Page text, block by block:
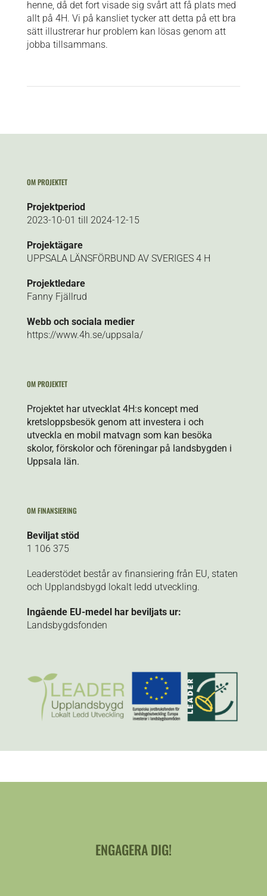
henne, då det fort visade sig svårt att få plats med
allt på 4H. Vi på kansliet tycker att detta på ett bra
sätt illustrerar hur problem kan lösas genom att
jobba tillsammans.
OM PROJEKTET
Projektperiod
2023-10-01 till 2024-12-15
Projektägare
UPPSALA LÄNSFÖRBUND AV SVERIGES 4 H
Projektledare
Fanny Fjällrud
Webb och sociala medier
https://www.4h.se/uppsala/
OM PROJEKTET
Projektet har utvecklat 4H:s koncept med
kretsloppsbesök genom att investera i och
utveckla en mobil matvagn som kan besöka
skolor, förskolor och föreningar på landsbygden i
Uppsala län.
OM FINANSIERING
Beviljat stöd
1 106 375
Leaderstödet består av finansiering från EU, staten
och Upplandsbygd lokalt ledd utveckling.
Ingående EU-medel har beviljats ur:
Landsbygdsfonden
ENGAGERA DIG!